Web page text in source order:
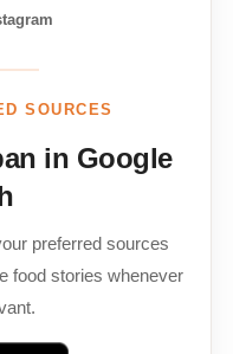
SOURCES
in Google
preferred sources
food stories whenever